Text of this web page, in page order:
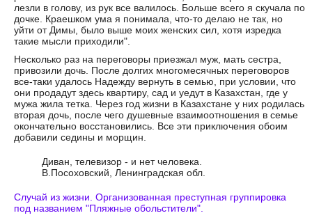
лезли в голову, из рук все валилось. Больше всего я скучала по
дочке. Краешком ума я понимала, что-то делаю не так, но
уйти от Димы, было выше моих женских сил, хотя изредка
такие мысли приходили".
Несколько раз на переговоры приезжал муж, мать сестра,
привозили дочь. После долгих многомесячных переговоров
все-таки удалось Надежду вернуть в семью, при условии, что
они продадут здесь квартиру, сад и уедут в Казахстан, где у
мужа жила тетка. Через год жизни в Казахстане у них родилась
вторая дочь, после чего душевные взаимоотношения в семье
окончательно восстановились. Все эти приключения обоим
добавили седины и морщин.
Диван, телевизор - и нет человека.
В.Посоховский, Ленинградская обл.
Случай из жизни. Организованная преступная группировка
под названием "Пляжные обольстители".